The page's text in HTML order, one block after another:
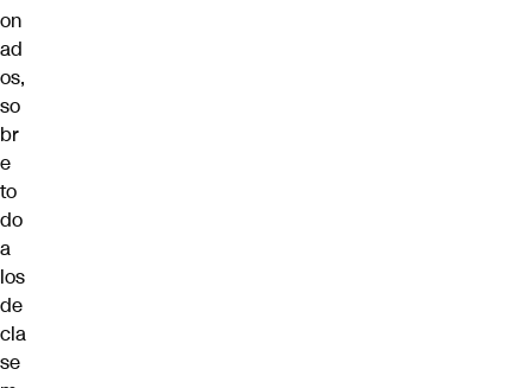
on
ad
os,
so
br
e
to
do
a
los
de
cla
se